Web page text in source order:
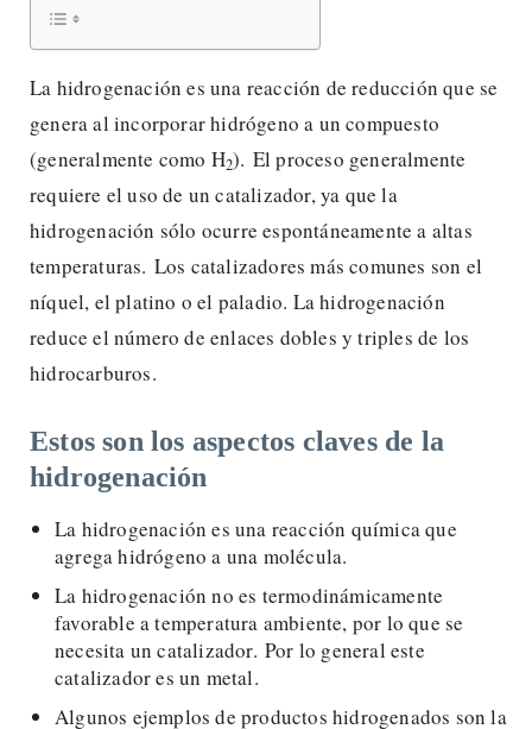
La hidrogenación es una reacción de reducción que se
genera al incorporar hidrógeno a un compuesto
(generalmente como H2). El proceso generalmente
requiere el uso de un catalizador, ya que la
hidrogenación sólo ocurre espontáneamente a altas
temperaturas. Los catalizadores más comunes son el
níquel, el platino o el paladio. La hidrogenación
reduce el número de enlaces dobles y triples de los
hidrocarburos.
Estos son los aspectos claves de la
hidrogenación
La hidrogenación es una reacción química que
agrega hidrógeno a una molécula.
La hidrogenación no es termodinámicamente
favorable a temperatura ambiente, por lo que se
necesita un catalizador. Por lo general este
catalizador es un metal.
Algunos ejemplos de productos hidrogenados son la